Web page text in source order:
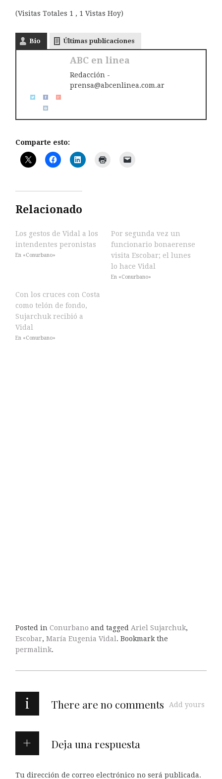
(Visitas Totales 1 , 1 Vistas Hoy)
Bio Últimas publicaciones
ABC en linea
Redacción -
prensa@abcenlinea.com.ar
Comparte esto:
Relacionado
Los gestos de Vidal a los
intendentes peronistas
En «Conurbano»
Por segunda vez un
funcionario bonaerense
visita Escobar; el lunes
lo hace Vidal
En «Conurbano»
Con los cruces con Costa
como telón de fondo,
Sujarchuk recibió a
Vidal
En «Conurbano»
Posted in Conurbano and tagged Ariel Sujarchuk,
Escobar, María Eugenia Vidal . Bookmark the
permalink.
i There are no comments Add yours
Deja una respuesta
Tu dirección de correo electrónico no será publicada.